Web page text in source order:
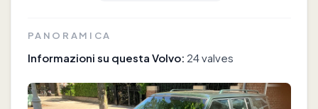
PANORAMICA
Informazioni su questa Volvo: 24 valves